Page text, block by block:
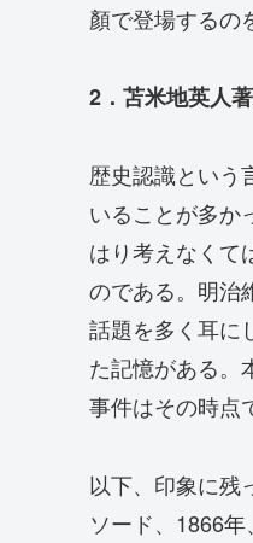
顏で登場するの
2．苫米地英人
歴史認識という
いることが多か
はり考えなくて
のである。明治
話題を多く耳に
た記憶がある。
事件はその時点
以下、印象に残
ソード、1866